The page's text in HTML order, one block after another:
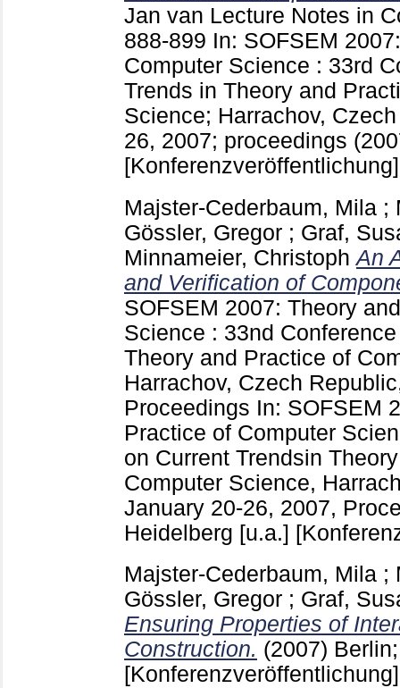
Jan van Lecture Notes in
888-899 In: SOFSEM
Computer Science : 33rd
Trends in Theory and
Science; Harrachov,
26, 2007; proceedings
[Konferenzveröffentlichung]
Majster-Cederbaum, Mila ;
Gössler, Gregor ; Graf,
Minnameier, Christoph An
and Verification of
SOFSEM 2007: Theory
Science : 33nd
Theory and Practice of
Harrachov, Czech
Proceedings In: SOFSEM
Practice of Computer
on Current Trendsin
Computer Science,
January 20-26, 2007,
Heidelberg [u.a.]
Majster-Cederbaum, Mila ;
Gössler, Gregor ; Graf,
Ensuring Properties of
Construction. (2007)
[Konferenzveröffentlichung]